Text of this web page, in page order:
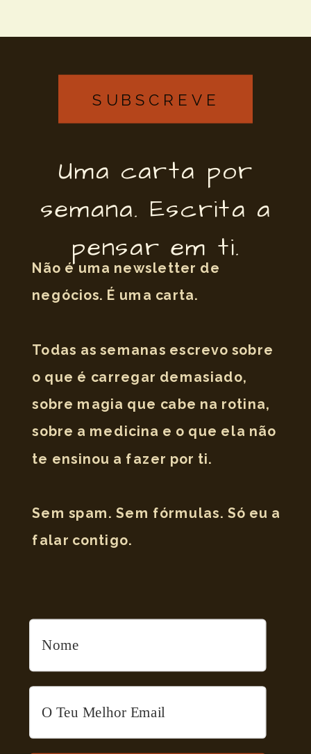
Não é uma newsletter de
negócios. É uma carta.
Todas as semanas escrevo sobre
o que é carregar demasiado,
sobre magia que cabe na rotina,
sobre a medicina e o que ela não
te ensinou a fazer por ti.
Sem spam. Sem fórmulas. Só eu a
falar contigo.
Uma carta por
semana. Escrita a
pensar em ti.
SUBSCREVE